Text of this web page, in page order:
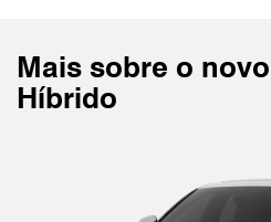
Mais sobre o novo
Híbrido